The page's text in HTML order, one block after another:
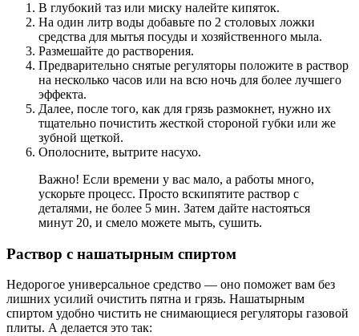
В глубокий таз или миску налейте кипяток.
На один литр воды добавьте по 2 столовых ложки
средства для мытья посуды и хозяйственного мыла.
Размешайте до растворения.
Предварительно снятые регуляторы положите в раствор
на несколько часов или на всю ночь для более лучшего
эффекта.
Далее, после того, как для грязь размокнет, нужно их
тщательно почистить жесткой стороной губки или же
зубной щеткой.
Ополосните, вытрите насухо.
Важно! Если времени у вас мало, а работы много,
ускорьте процесс. Просто вскипятите раствор с
деталями, не более 5 мин. Затем дайте настояться
минут 20, и смело можете мыть, сушить.
Раствор с нашатырным спиртом
Недорогое универсальное средство — оно поможет вам без
лишних усилий очистить пятна и грязь. Нашатырным
спиртом удобно чистить не снимающиеся регуляторы газовой
плиты. А делается это так: